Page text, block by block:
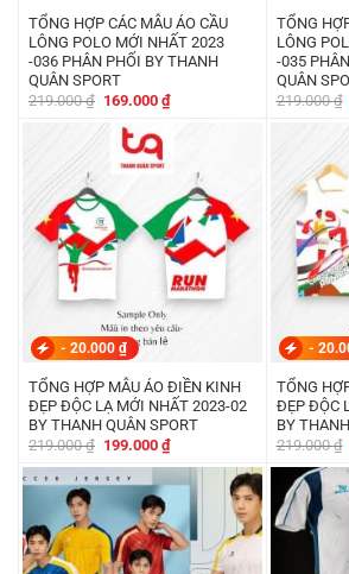
TỔNG HỢP CÁC MẪU ÁO CẦU
LÔNG POLO MỚI NHẤT 2023
-036 PHÂN PHỐI BY THANH
QUÂN SPORT
219.000₫ Giá
là:
219.000 ₫.
169.000 ₫Giá
hiện
TỔNG
LÔNG
-035 PHÂN PHỐI BY THANH
QUÂN
219.000₫
- 20.000 ₫
TỔNG HỢP MẪU ÁO ĐIỀN KINH
ĐẸP ĐỘC LẠ MỚI NHẤT 2023-02
BY THANH QUÂN SPORT
219.000₫ Giá
là:
219.000 ₫.
199.000 ₫Giá
hiện
tại
là:
199.000 ₫.
-
TỔNG
ĐẸP ĐỘC
BY
219.000₫